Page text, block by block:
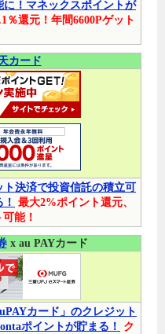
！マネックスポイントが
％還元！年間6600Pゲット
カード
決済で投資信託の積立可
最大2%ポイント還元、
能！
x au PAYカード
カード」のクレジット
ポイントが貯まる！
ク